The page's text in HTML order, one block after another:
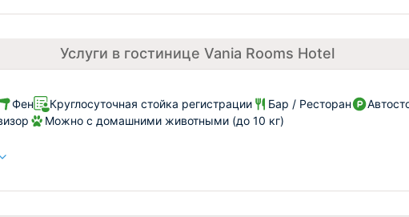
Услуги в гостинице Vania Rooms Hotel
Фен Круглосуточная стойка регистрации Бар / Ресторан
Можно с домашними животными (до 10 кг)